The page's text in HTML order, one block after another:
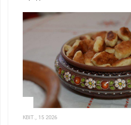
КВІТ., 15 2026